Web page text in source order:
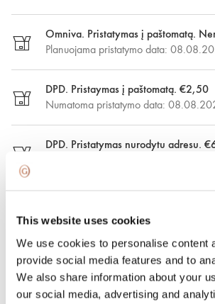
This website uses cookies
We use cookies to personalise content
provide social media features and to
We also share information about your
our social media, advertising and
Omniva. Pristatymas į paštomatą.
Planuojama pristatymo data:
DPD. Pristaymas į paštomatą. €2,50
Numatoma pristatymo data:
DPD. Pristatymas nurodytu adresu.
Greitasis pristatymas Vilniuje ir
100 % apdraustas ir saugus pristatymas